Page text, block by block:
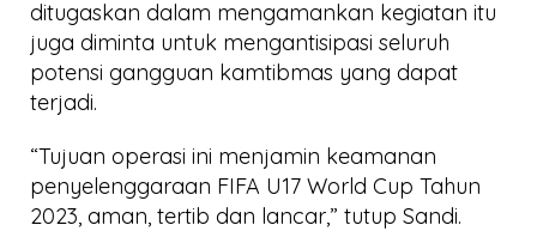
ditugaskan dalam mengamankan kegiatan itu
juga diminta untuk mengantisipasi seluruh
potensi gangguan kamtibmas yang dapat
terjadi.
“Tujuan operasi ini menjamin keamanan
penyelenggaraan FIFA U17 World Cup Tahun
2023, aman, tertib dan lancar,” tutup Sandi.